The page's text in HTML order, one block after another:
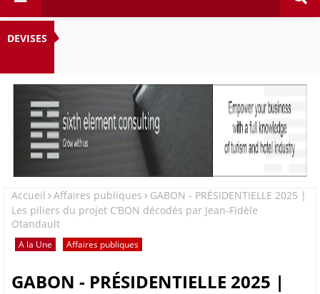
DEVISES
Accueil Affaires publiques
GABON - PRÉSIDENTIELLE 2025 |
Les piliers du projet C’BON décodés par Jean-Fidèle
Otandault
A la Une Affaires publiques
GABON - PRÉSIDENTIELLE 2025 |